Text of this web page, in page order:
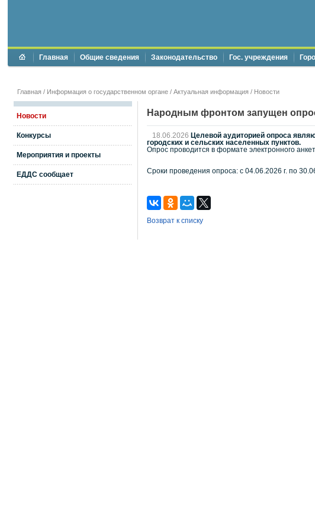
Главная Общие сведения Законодательство Гос. учреждения
Главная / Информация о государственном органе / Актуальная информация / Новости
Новости
Конкурсы
Мероприятия и проекты
ЕДДС сообщает
Народным фронтом запущен
18.06.2026 Целевой аудиторией опроса
городских и сельских населенных пунктов.
Опрос проводится в формате электронного
Сроки проведения опроса: с 04.06.2026 г. по
Возврат к списку